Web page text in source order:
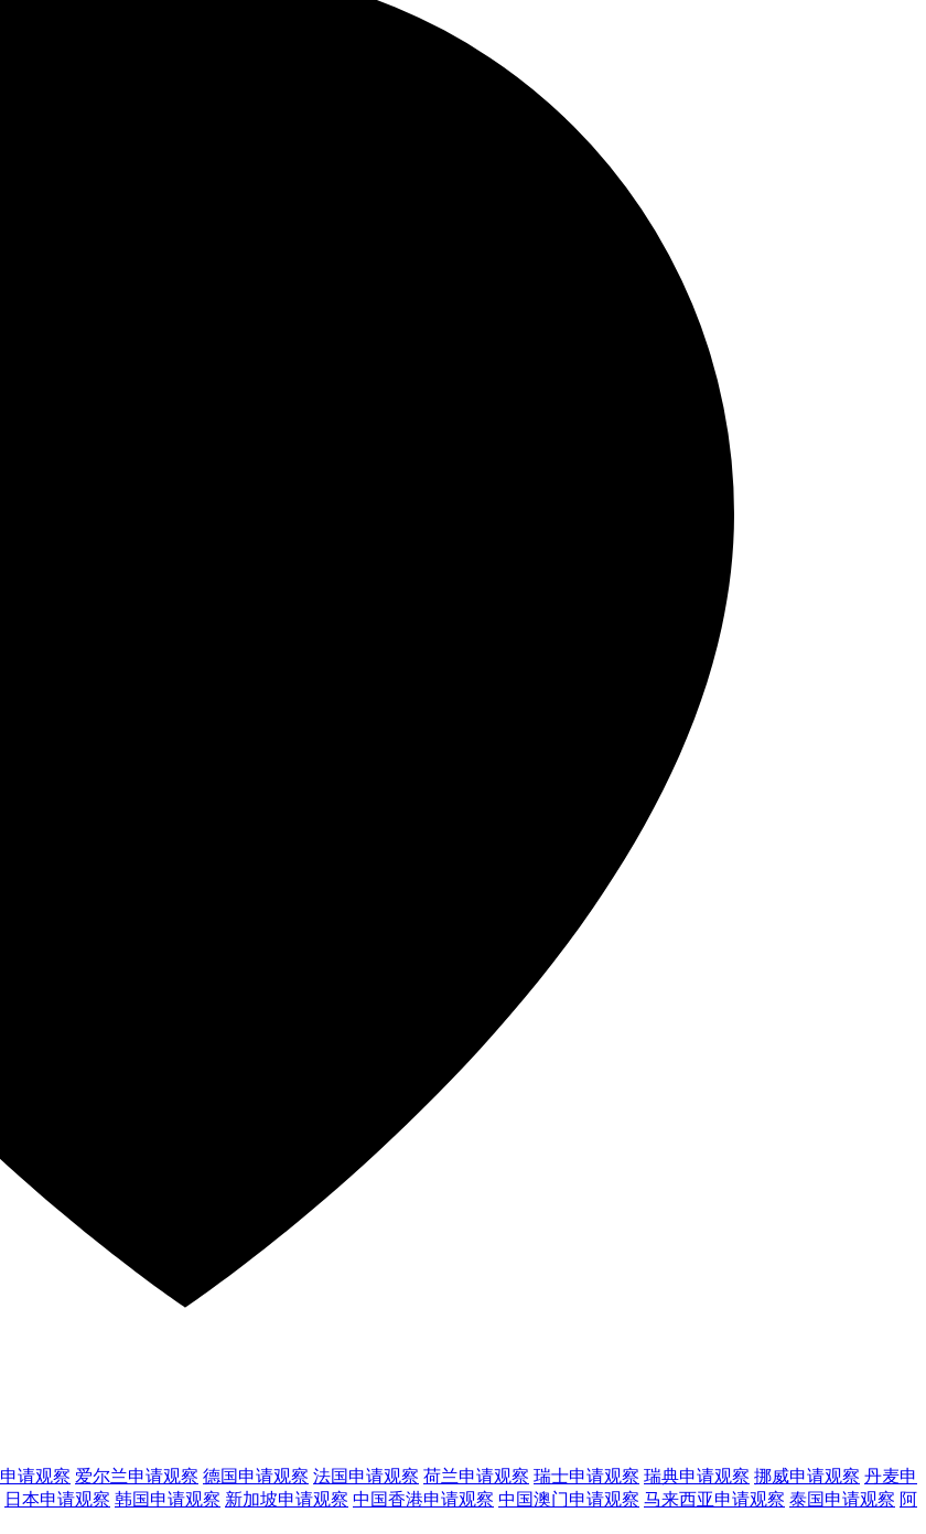
申请观察 爱尔兰申请观察 德国申请观察 法国申请观察 荷兰申请观察 瑞士申请观察 瑞典申请观察 挪威申请观察 丹麦申
日本申请观察 韩国申请观察 新加坡申请观察 中国香港申请观察 中国澳门申请观察 马来西亚申请观察 泰国申请观察 阿